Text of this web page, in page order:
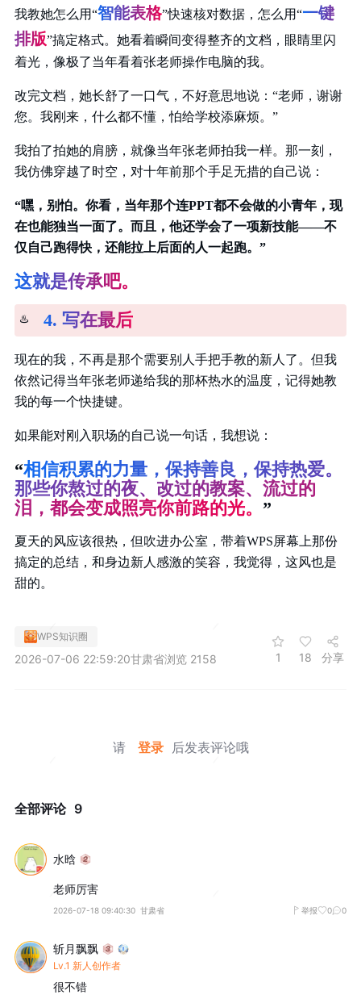
我教她怎么用“智能表格”快速核对数据，怎么用“一键
排版”搞定格式。她看着瞬间变得整齐的文档，眼睛里闪
着光，像极了当年看着张老师操作电脑的我。
改完文档，她长舒了一口气，不好意思地说：“老师，谢谢
您。我刚来，什么都不懂，怕给学校添麻烦。”
我拍了拍她的肩膀，就像当年张老师拍我一样。那一刻，
我仿佛穿越了时空，对十年前那个手足无措的自己说：
“嘿，别怕。你看，当年那个连PPT都不会做的小青年，现
在也能独当一面了。而且，他还学会了一项新技能——不
仅自己跑得快，还能拉上后面的人一起跑。”
这就是传承吧。
♨️ 4. 写在最后
现在的我，不再是那个需要别人手把手教的新人了。但我
依然记得当年张老师递给我的那杯热水的温度，记得她教
我的每一个快捷键。
如果能对刚入职场的自己说一句话，我想说：
“相信积累的力量，保持善良，保持热爱。
那些你熬过的夜、改过的教案、流过的
泪，都会变成照亮你前路的光。 ”
夏天的风应该很热，但吹进办公室，带着WPS屏幕上那份
搞定的总结，和身边新人感激的笑容，我觉得，这风也是
甜的。
WPS知识圈
2026-07-06 22:59:20甘肃省浏览 2158 1 18 分享
请 登录 后发表评论哦
全部评论 9
水晗
老师厉害
2026-07-18 09:40:30 甘肃省 举报 0 0
斩月飘飘
Lv.1 新人创作者
很不错